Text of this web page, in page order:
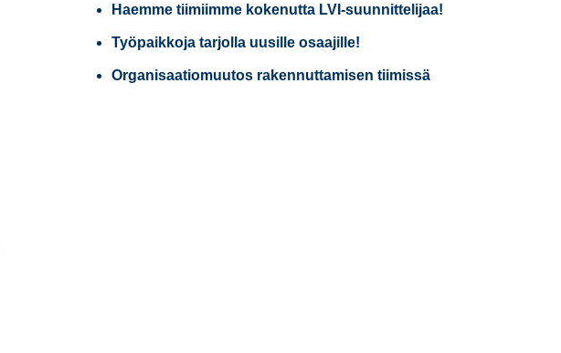
Haemme tiimiimme kokenutta LVI-suunnittelijaa!
Työpaikkoja tarjolla uusille osaajille!
Organisaatiomuutos rakennuttamisen tiimissä